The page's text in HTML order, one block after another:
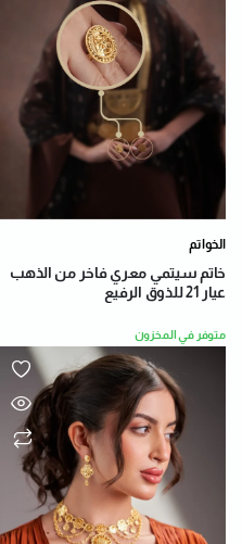
الخواتم
خاتم سيتمي معري فاخر من الذهب
عيار 21 للذوق الرفيع
متوفر في المخزون